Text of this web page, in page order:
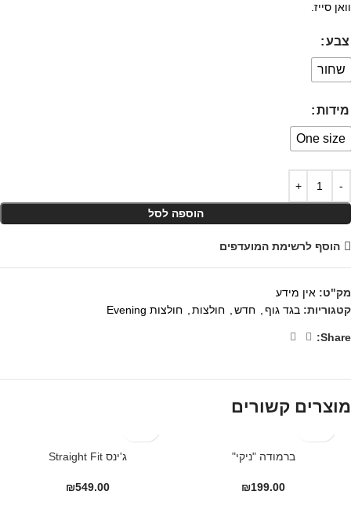
וואן סייז.
צבע
שחור
מידות
One size
הוספה לסל
הוסף לרשימת המועדפים
מק"ט: אין מידע
קטגוריות: בגד גוף חדש חולצות חולצות Evening
Share:
מוצרים קשורים
ברמודה "ניקי"
₪199.00
ג'ינס Straight Fit
₪549.00